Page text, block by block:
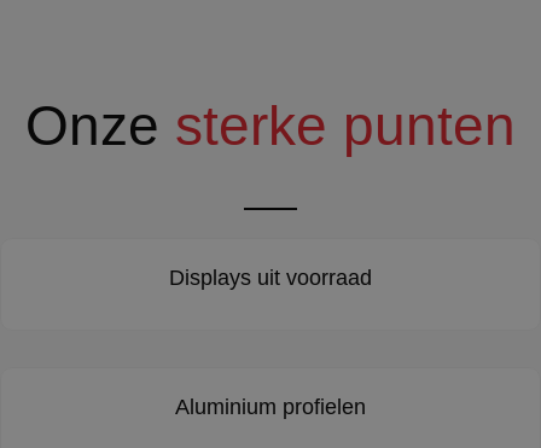
Onze sterke punten
Displays uit voorraad
Aluminium profielen